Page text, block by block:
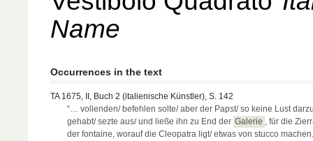
Name
Occurrences in the text
TA 1675, II, Buch 2 (italienische Künstler), S. 142
“… vollenden/ befehlen solte/ aber der Papst/ so keine Lust
gehabt/ sezte aus/ und ließe ihn zu End der Galerie , für die
der fontaine, worauf die Cleopatra ligt/ etwas von stucco